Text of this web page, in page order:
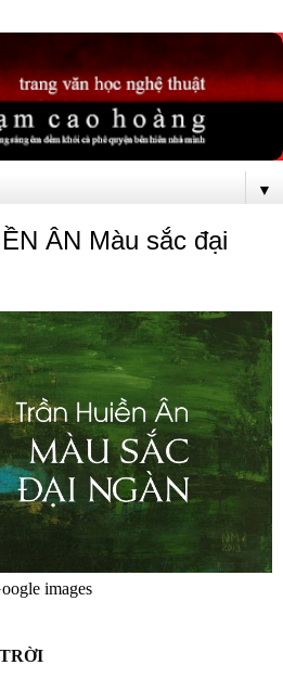
▼
ÂN Màu sắc đại
images